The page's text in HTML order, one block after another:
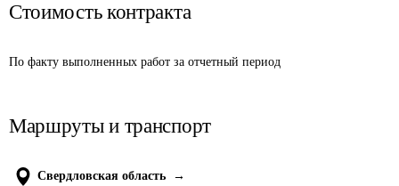
Стоимость контракта
По факту выполненных работ за отчетный период
Маршруты и транспорт
Свердловская область
→